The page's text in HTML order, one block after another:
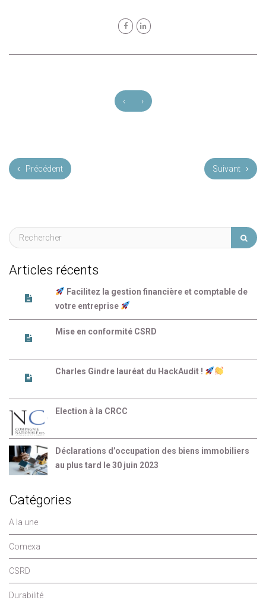
‹ ›
Précédent Suivant
Articles récents
Facilitez la gestion financière et comptable de
votre entreprise
Mise en conformité CSRD
Charles Gindre lauréat du HackAudit !
Election à la CRCC
Déclarations d’occupation des biens immobiliers
au plus tard le 30 juin 2023
Catégories
A la une
Comexa
CSRD
Durabilité